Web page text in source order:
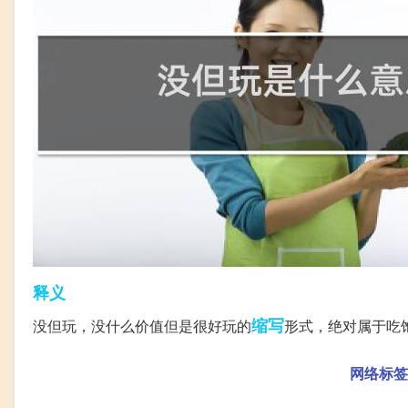
释义
没但玩，没什么价值但是很好玩的缩写形式，绝对属于吃
网络标